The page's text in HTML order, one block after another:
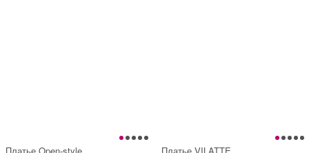
Платье Open-style Платье VILATTE